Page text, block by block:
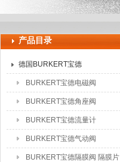
产品目录
德国BURKERT宝德
BURKERT宝德电磁阀
BURKERT宝德角座阀
BURKERT宝德流量计
BURKERT宝德气动阀
BURKERT宝德隔膜阀 隔膜片